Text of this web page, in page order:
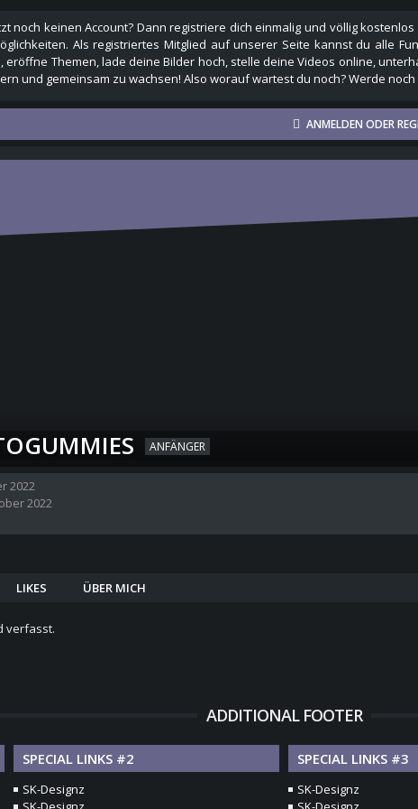
noch keinen Account? Dann registriere dich einmalig und völlig
Als registriertes Mitglied auf unserer Seite kannst du alle
eröffne Themen, lade deine Bilder hoch, stelle deine Videos online,
und gemeinsam zu wachsen! Also worauf wartest du noch? Werde
ANMELDEN ODER
ANFÄNGER
2022
2022
LIKES ÜBER MICH
verfasst.
ADDITIONAL FOOTER
SPECIAL LINKS #2
SK-Designz
SPECIAL LINKS #3
SK-Designz